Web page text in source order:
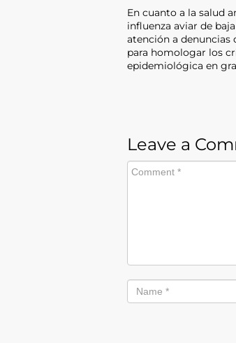
En cuanto a la salud
influenza aviar de
atención a denuncias
para homologar los
epidemiológica en
Leave a